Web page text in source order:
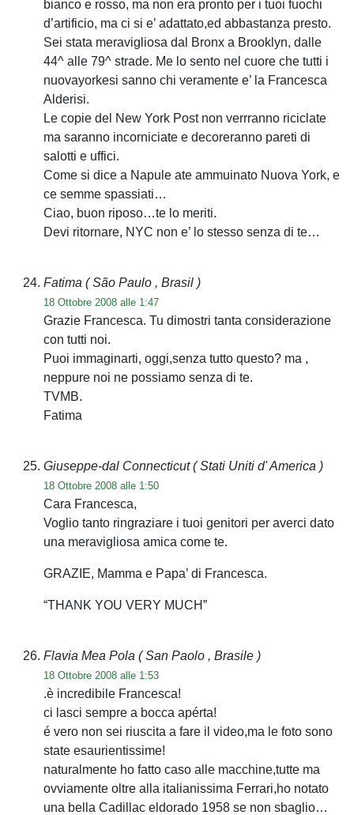
bianco e rosso, ma non era pronto per i tuoi fuochi
d’artificio, ma ci si e’ adattato,ed abbastanza presto.
Sei stata meravigliosa dal Bronx a Brooklyn, dalle
44^ alle 79^ strade. Me lo sento nel cuore che tutti i
nuovayorkesi sanno chi veramente e’ la Francesca
Alderisi.
Le copie del New York Post non verrranno riciclate
ma saranno incorniciate e decoreranno pareti di
salotti e uffici.
Come si dice a Napule ate ammuinato Nuova York, e
ce semme spassiati…
Ciao, buon riposo…te lo meriti.
Devi ritornare, NYC non e’ lo stesso senza di te…
Fatima ( São Paulo , Brasil )
18 Ottobre 2008 alle 1:47
Grazie Francesca. Tu dimostri tanta considerazione
con tutti noi.
Puoi immaginarti, oggi,senza tutto questo? ma ,
neppure noi ne possiamo senza di te.
TVMB.
Fatima
Giuseppe-dal Connecticut( Stati Uniti d' America )
18 Ottobre 2008 alle 1:50
Cara Francesca,
Voglio tanto ringraziare i tuoi genitori per averci dato
una meravigliosa amica come te.
GRAZIE, Mamma e Papa’ di Francesca.
“THANK YOU VERY MUCH”
Flavia Mea Pola ( San Paolo , Brasile )
18 Ottobre 2008 alle 1:53
.è incredibile Francesca!
ci lasci sempre a bocca apérta!
é vero non sei riuscita a fare il video,ma le foto sono
state esaurientissime!
naturalmente ho fatto caso alle macchine,tutte ma
ovviamente oltre alla italianissima Ferrari,ho notato
una bella Cadillac eldorado 1958 se non sbaglio…